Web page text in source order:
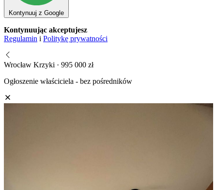
Kontynuuj z Google
Kontynuując akceptujesz
Regulamin i Politykę prywatności
Wrocław Krzyki · 995 000 zł
Ogłoszenie właściciela - bez pośredników